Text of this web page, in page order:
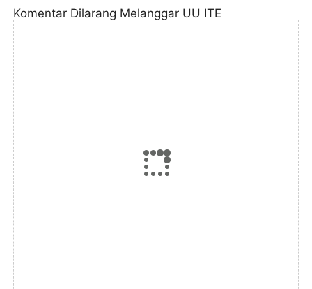
Komentar Dilarang Melanggar UU ITE